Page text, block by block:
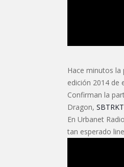
Hace minutos la
edición 2014 de
Confirman la
Dragon,
En Urbanet
tan esperado